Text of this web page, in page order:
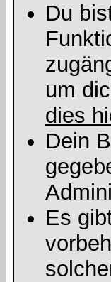
Du
um
dies
Dein
Es